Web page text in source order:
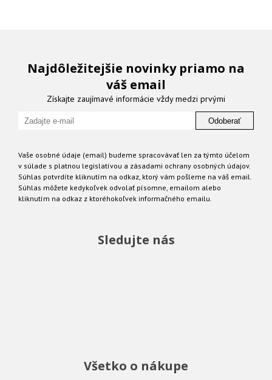
Najdôležitejšie novinky priamo na
váš email
Získajte zaujímavé informácie vždy medzi prvými
Odoberať
Vaše osobné údaje (email) budeme spracovávať len za týmto účelom
v súlade s platnou legislatívou a zásadami ochrany osobných údajov.
Súhlas potvrdíte kliknutím na odkaz, ktorý vám pošleme na váš email.
Súhlas môžete kedykoľvek odvolať písomne, emailom alebo
kliknutím na odkaz z ktoréhokoľvek informačného emailu.
Sledujte nás
Všetko o nákupe